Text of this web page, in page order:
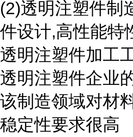
(2)透明注塑件制
件设计,高性能特
透明注塑件加工
透明注塑件企业
该制造领域对材
稳定性要求很高